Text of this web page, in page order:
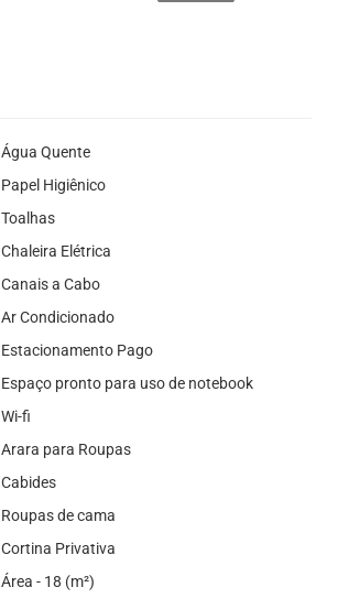
Água Quente
Papel Higiênico
Toalhas
Chaleira Elétrica
Canais a Cabo
Ar Condicionado
Estacionamento Pago
Espaço pronto para uso de notebook
Wi-fi
Arara para Roupas
Cabides
Roupas de cama
Cortina Privativa
Área - 18 (m²)